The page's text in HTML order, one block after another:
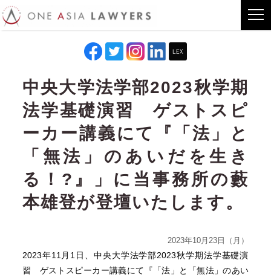
中央大学法学部2023秋学期
法学基礎演習 ゲストスピ
ーカー講義にて『「法」と
「無法」のあいだを生き
る！?』」に当事務所の藪
本雄登が登壇いたします。
2023年10月23日（月）
2023年11月1日、中央大学法学部2023秋学期法学基礎演
習 ゲストスピーカー講義にて『「法」と「無法」のあい